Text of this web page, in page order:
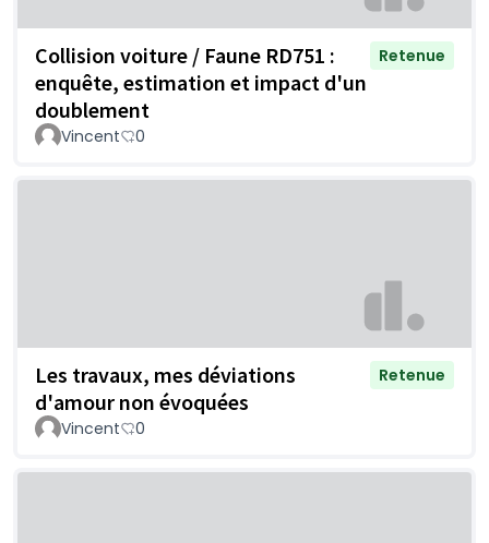
Collision voiture / Faune RD751 :
enquête, estimation et impact d'un
doublement
Retenue
Vincent 0
Les travaux, mes déviations
d'amour non évoquées
Retenue
Vincent 0